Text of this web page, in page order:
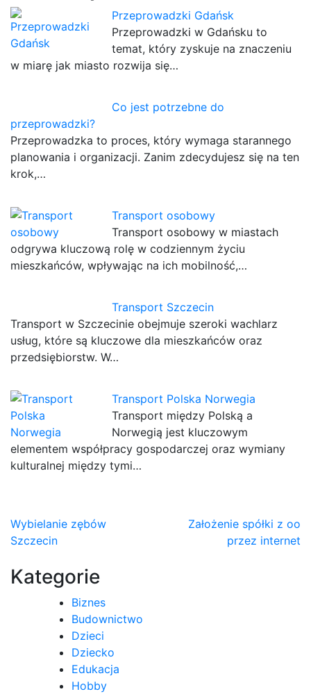
Przeprowadzki Gdańsk
Przeprowadzki w Gdańsku to
temat, który zyskuje na znaczeniu
w miarę jak miasto rozwija się…
Co jest potrzebne do
przeprowadzki?
Przeprowadzka to proces, który wymaga starannego
planowania i organizacji. Zanim zdecydujesz się na ten
krok,…
Transport osobowy
Transport osobowy w miastach
odgrywa kluczową rolę w codziennym życiu
mieszkańców, wpływając na ich mobilność,…
Transport Szczecin
Transport w Szczecinie obejmuje szeroki wachlarz
usług, które są kluczowe dla mieszkańców oraz
przedsiębiorstw. W…
Transport Polska Norwegia
Transport między Polską a
Norwegią jest kluczowym
elementem współpracy gospodarczej oraz wymiany
kulturalnej między tymi…
Nawigacja
wpisu
Wybielanie zębów
Szczecin
Założenie spółki z oo
przez internet
Kategorie
Biznes
Budownictwo
Dzieci
Dziecko
Edukacja
Hobby